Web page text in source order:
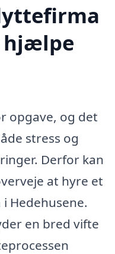
hjælpe
opgave, og det
stress og
Derfor kan
at hyre et
Hedehusene.
en bred vifte